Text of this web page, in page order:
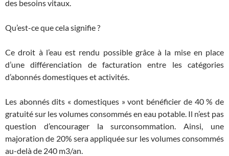
des besoins vitaux.
Qu’est-ce que cela signifie ?
Ce droit à l’eau est rendu possible grâce à la mise en place
d’une différenciation de facturation entre les catégories
d’abonnés domestiques et activités.
Les abonnés dits « domestiques » vont bénéficier de 40 % de
gratuité sur les volumes consommés en eau potable. Il n’est pas
question d’encourager la surconsommation. Ainsi, une
majoration de 20% sera appliquée sur les volumes consommés
au-delà de 240 m3/an.